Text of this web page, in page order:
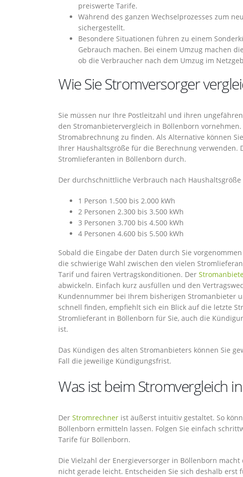
preiswerte Tarife.
Während des ganzen Wechselprozesses zum
sichergestellt.
Besondere Situationen führen zu einem
Gebrauch machen. Bei einem Umzug machen
ob die Verbraucher nach dem Umzug im
Wie Sie Stromversorger
Sie müssen nur Ihre Postleitzahl und ihren
den Stromanbietervergleich in Böllenborn
Stromabrechnung zu finden. Als Alternative können
Ihrer Haushaltsgröße für die Berechnung verwenden.
Stromlieferanten in Böllenborn durch.
Der durchschnittliche Verbrauch nach
1 Person 1.500 bis 2.000 kWh
2 Personen 2.300 bis 3.500 kWh
3 Personen 3.700 bis 4.500 kWh
4 Personen 4.600 bis 5.500 kWh
Sobald die Eingabe der Daten durch Sie
die schwierige Wahl zwischen den vielen
Tarif und fairen Vertragskonditionen. Der
abwickeln. Einfach kurz ausfüllen und den
Kundennummer bei Ihrem bisherigen Stromanbieter
schnell finden, empfiehlt sich ein Blick auf die letzte
Stromlieferant in Böllenborn für Sie, auch die
ist.
Das Kündigen des alten Stromanbieters können Sie
Fall die jeweilige Kündigungsfrist.
Was ist beim Stromvergleich
Der Stromrechner ist äußerst intuitiv gestaltet. So
Böllenborn ermitteln lassen. Folgen Sie einfach
Tarife für Böllenborn.
Die Vielzahl der Energieversorger in Böllenborn
nicht gerade leicht. Entscheiden Sie sich deshalb